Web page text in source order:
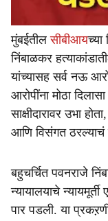
मुंबईतीलसीबीआयच्या
निंबाळकर
यांच्यासह सर्व नऊ
आरोपींना मोठा
साक्षीदारावर उभा
आणि विसंगत
बहुचर्चित पवनराजे
न्यायालयाचे
पार पडली. या